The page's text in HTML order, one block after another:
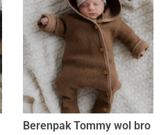
Berenpak Tommy wol bro